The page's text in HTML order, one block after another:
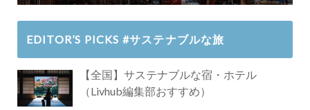
EDITOR’S PICKS #サステナブルな旅
【全国】サステナブルな宿・ホテル
（Livhub編集部おすすめ）